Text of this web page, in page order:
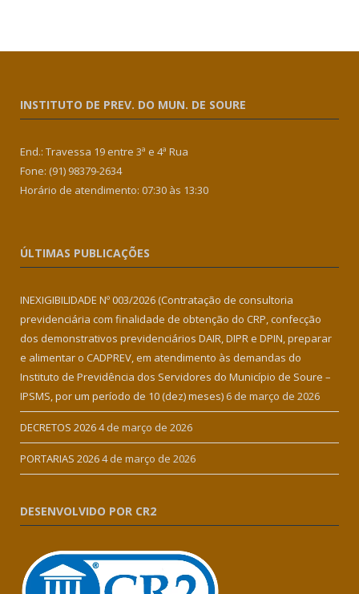
INSTITUTO DE PREV. DO MUN. DE SOURE
End.: Travessa 19 entre 3ª e 4ª Rua
Fone: (91) 98379-2634
Horário de atendimento: 07:30 às 13:30
ÚLTIMAS PUBLICAÇÕES
INEXIGIBILIDADE Nº 003/2026 (Contratação de consultoria
previdenciária com finalidade de obtenção do CRP, confecção
dos demonstrativos previdenciários DAIR, DIPR e DPIN, preparar
e alimentar o CADPREV, em atendimento às demandas do
Instituto de Previdência dos Servidores do Município de Soure –
IPSMS, por um período de 10 (dez) meses) 6 de março de 2026
DECRETOS 20264 de março de 2026
PORTARIAS 20264 de março de 2026
DESENVOLVIDO POR CR2